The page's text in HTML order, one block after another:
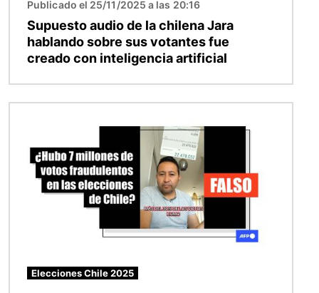
Publicado el 25/11/2025 a las 20:16
Supuesto audio de la chilena Jara
hablando sobre sus votantes fue
creado con inteligencia artificial
Elecciones Chile 2025